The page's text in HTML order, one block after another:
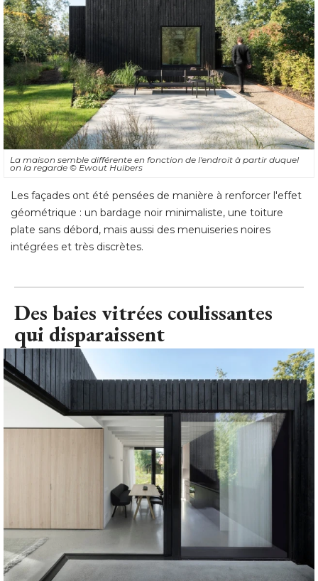
La maison semble différente en fonction de l'endroit à partir duquel
on la regarde © Ewout Huibers
Les façades ont été pensées de manière à renforcer l'effet
géométrique : un bardage noir minimaliste, une toiture
plate sans débord, mais aussi des menuiseries noires
intégrées et très discrètes.
Des baies vitrées coulissantes
qui disparaissent